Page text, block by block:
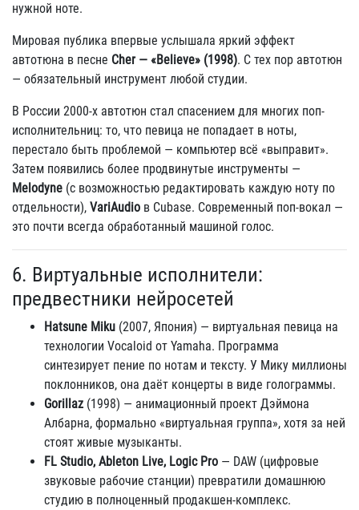
нужной ноте.
Мировая публика впервые услышала яркий эффект
автотюна в песне Cher — «Believe» (1998). С тех пор автотюн
— обязательный инструмент любой студии.
В России 2000-х автотюн стал спасением для многих поп-
исполнительниц: то, что певица не попадает в ноты,
перестало быть проблемой — компьютер всё «выправит».
Затем появились более продвинутые инструменты —
Melodyne (с возможностью редактировать каждую ноту по
отдельности), VariAudio в Cubase. Современный поп-вокал —
это почти всегда обработанный машиной голос.
6. Виртуальные исполнители:
предвестники нейросетей
Hatsune Miku (2007, Япония) — виртуальная певица на
технологии Vocaloid от Yamaha. Программа
синтезирует пение по нотам и тексту. У Мику миллионы
поклонников, она даёт концерты в виде голограммы.
Gorillaz (1998) — анимационный проект Дэймона
Албарна, формально «виртуальная группа», хотя за ней
стоят живые музыканты.
FL Studio, Ableton Live, Logic Pro — DAW (цифровые
звуковые рабочие станции) превратили домашнюю
студию в полноценный продакшен-комплекс.